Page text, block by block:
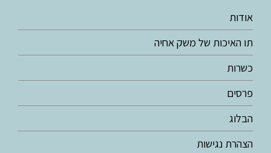
אודות
תו האיכות של משק אחיה
כשרות
פרסים
הבלוג
הצהרת נגישות